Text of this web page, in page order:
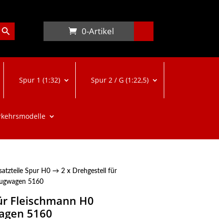
Button
0-Artikel
Spur 1 (1:32) Spur 2 / G (1:22,5)
Spur H0→ 2 x Drehgestell für
5160
Fleischmann H0
5160